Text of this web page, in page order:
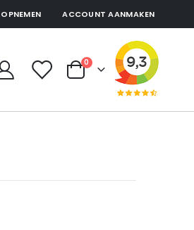
ACCOUNT AANMAKEN
Cart
0producten